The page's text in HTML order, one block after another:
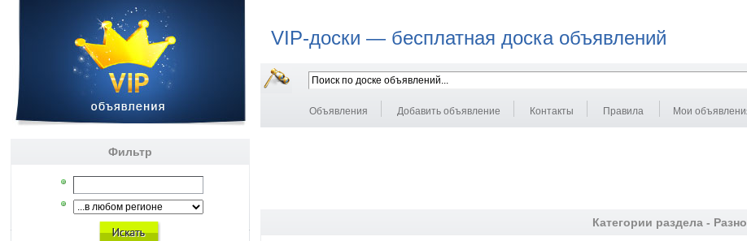
VIP-доски — бесплатная доска объявлений
Объявления Добавить объявление Контакты Правила Мои
Фильтр
Категории раздела -